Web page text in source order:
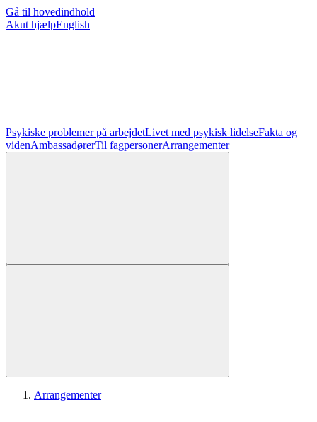
Gå til hovedindhold
Akut hjælpEnglish
Psykiske problemer på arbejdetLivet med psykisk lidelseFakta og
videnAmbassadørerTil fagpersonerArrangementer
Arrangementer